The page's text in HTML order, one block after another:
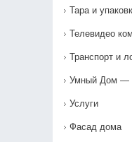
Тара и
Телевидео
Транспорт и
Умный Дом —
Услуги
Фасад дома